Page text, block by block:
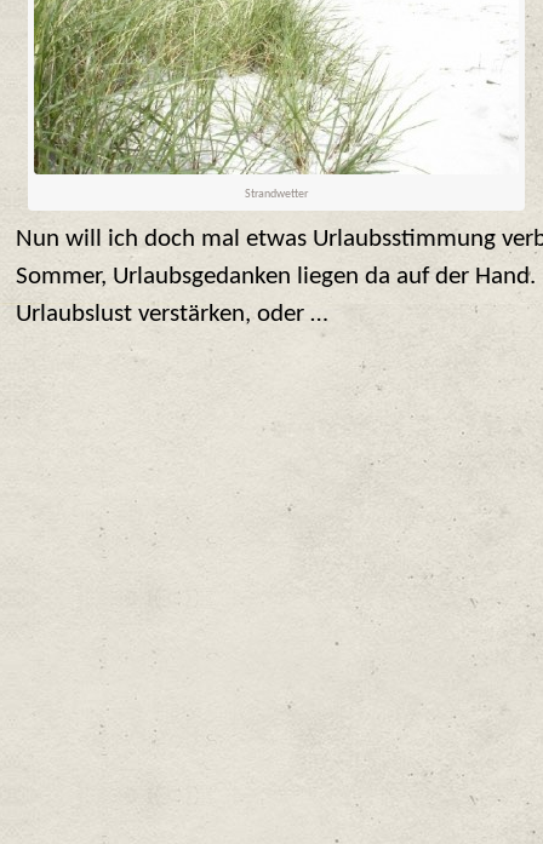
Strandwetter
Nun will ich doch mal etwas Urlaubsstimmung
Sommer, Urlaubsgedanken liegen da auf der
Urlaubslust verstärken, oder …